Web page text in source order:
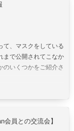
て、マスクをしている
まで公開されてこなか
のいくつかをご紹介さ
会員との交流会】